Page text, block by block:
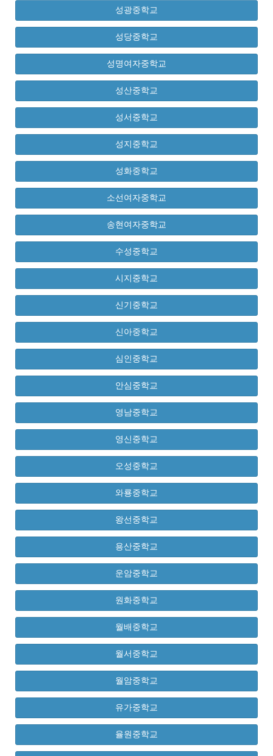
성광중학교
성당중학교
성명여자중학교
성산중학교
성서중학교
성지중학교
성화중학교
소선여자중학교
송현여자중학교
수성중학교
시지중학교
신기중학교
신아중학교
심인중학교
안심중학교
영남중학교
영신중학교
오성중학교
와룡중학교
왕선중학교
용산중학교
운암중학교
원화중학교
월배중학교
월서중학교
월암중학교
유가중학교
율원중학교